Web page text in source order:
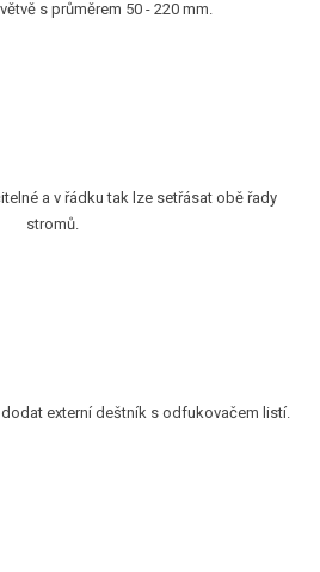
s průměrem 50 - 220 mm.
a v řádku tak lze setřásat obě řady
stromů.
externí deštník s odfukovačem listí.